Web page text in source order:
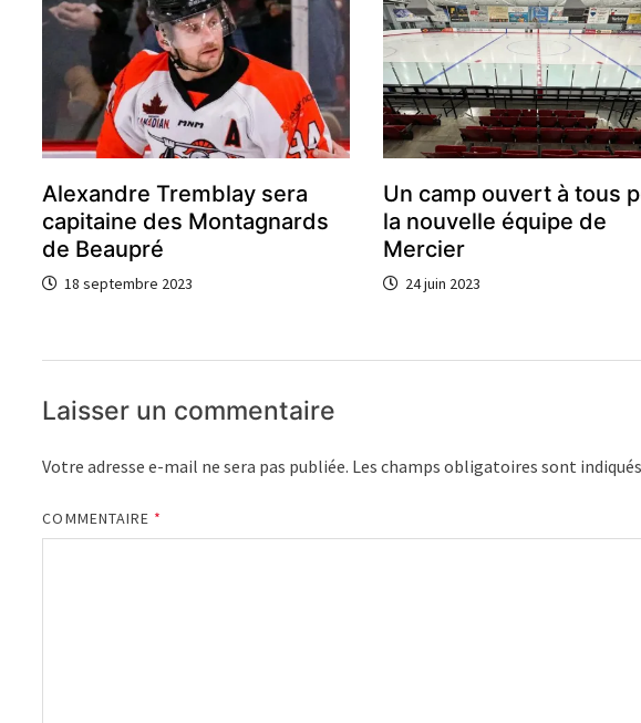
Alexandre Tremblay sera
capitaine des Montagnards
de Beaupré
18 septembre 2023
Un camp ouvert à tous
la nouvelle équipe de
Mercier
24 juin 2023
Laisser un commentaire
Votre adresse e-mail ne sera pas publiée. Les champs obligatoires sont
COMMENTAIRE *